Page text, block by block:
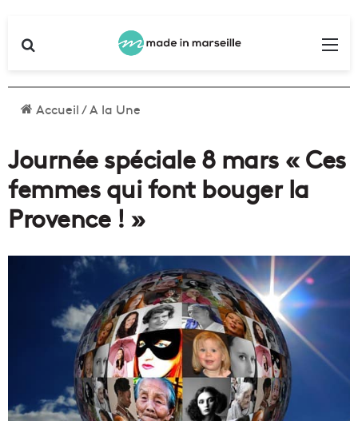
Accueil/A la Une
Journée spéciale 8 mars « Ces
femmes qui font bouger la
Provence ! »